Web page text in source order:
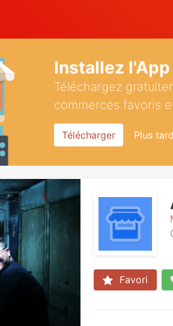
Installez
Téléchargez
commerces favoris
Télécharger Plus tard
Favori